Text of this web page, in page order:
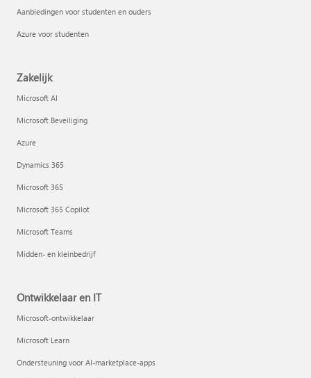
Aanbiedingen voor studenten en ouders
Azure voor studenten
Zakelijk
Microsoft AI
Microsoft Beveiliging
Azure
Dynamics 365
Microsoft 365
Microsoft 365 Copilot
Microsoft Teams
Midden- en kleinbedrijf
Ontwikkelaar en IT
Microsoft-ontwikkelaar
Microsoft Learn
Ondersteuning voor AI-marketplace-apps